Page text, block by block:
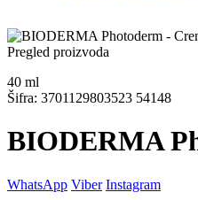
Pregled proizvoda
40 ml
Šifra: 3701129803523 54148
BIODERMA
WhatsApp Viber Instagram